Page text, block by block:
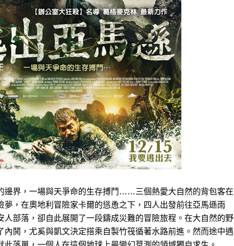
邊界，一場與天爭命的生存搏鬥……三個熱愛大自然的背包客在
夢，在奧地利冒險家卡爾的慫恿之下，四人出發前往亞馬遜雨
人部落，卻自此展開了一段鑄成災難的冒險旅程。在大自然的野
內鬨，尤奚與凱文決定搭乘自製竹筏循著水路前進。然而途中遇